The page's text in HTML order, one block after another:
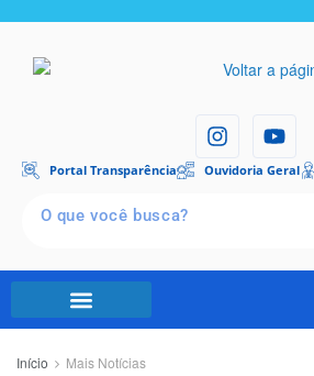
Portal Transparência Ouvidoria Geral
Início Mais Notícias